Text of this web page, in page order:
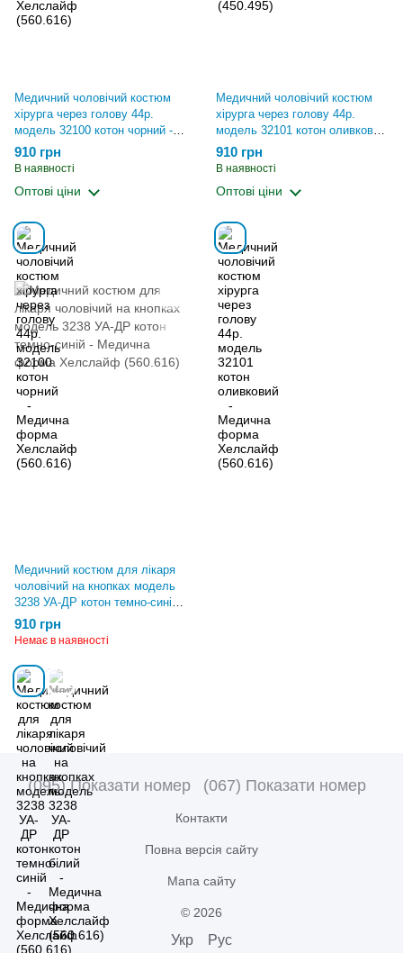
Медичний чоловічий костюм
хірурга через голову 44р.
модель 32100 котон чорний -
Медична форма Хелслайф
(560.616)
910 грн
В наявності
Оптові ціни
Медичний чоловічий костюм
хірурга через голову 44р.
модель 32101 котон оливковий
- Медична форма Хелслайф
(560.616)
910 грн
В наявності
Оптові ціни
Медичний костюм для лікаря
чоловічий на кнопках модель
3238 УА-ДР котон темно-синій -
Медична форма Хелслайф
(560.616)
910 грн
Немає в наявності
(095) Показати номер (067) Показати номер
Контакти
Повна версія сайту
Мапа сайту
© 2026
Укр Рус